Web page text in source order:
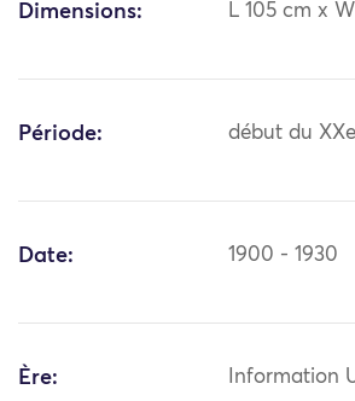
Dimensions: L 105 cm x
Période: début du
Date: 1900 - 1930
Ère: Information